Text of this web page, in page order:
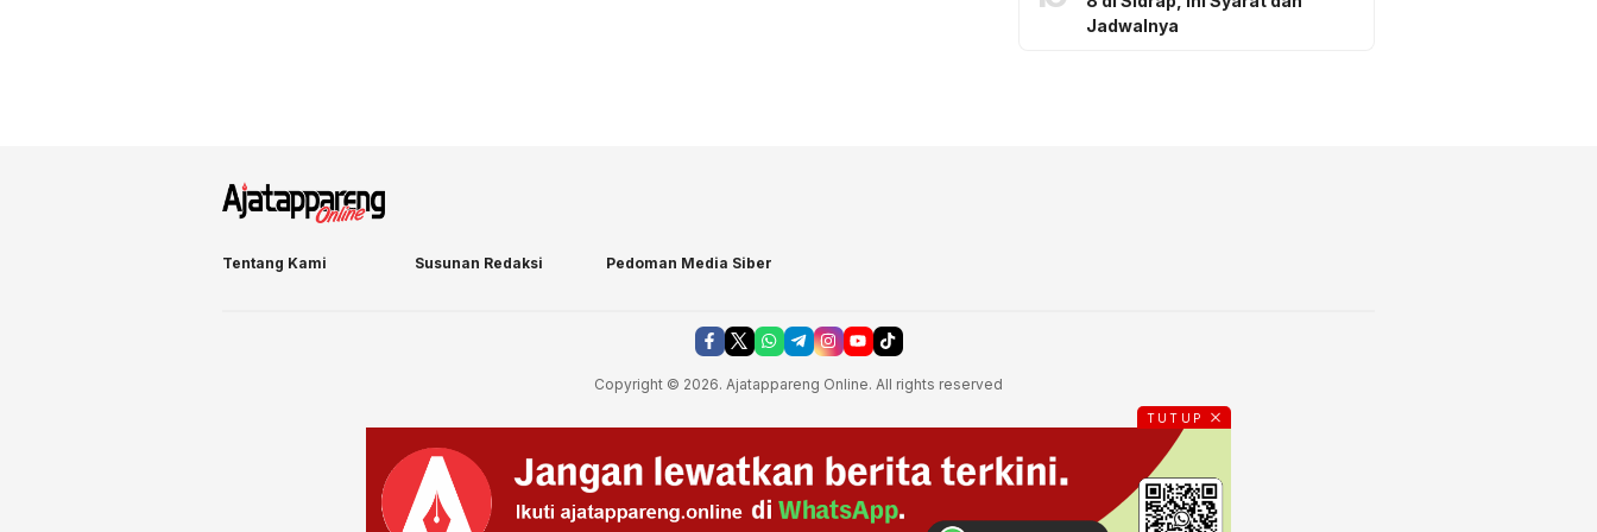
Jadwalnya
Tentang Kami Susunan Redaksi Pedoman Media Siber
Copyright © 2026. Ajatappareng Online. All rights reserved
TUTUP